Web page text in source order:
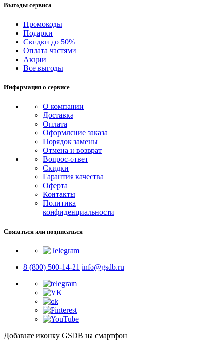
Выгоды сервиса
Промокоды
Подарки
Скидки до 50%
Оплата частями
Акции
Все выгоды
Информация о сервисе
О компании
Доставка
Оплата
Оформление заказа
Порядок замены
Отмена и возврат
Вопрос-ответ
Скидки
Гарантия качества
Оферта
Контакты
Политика
конфиденциальности
Связаться или подписаться
8 (800) 500-14-21 info@gsdb.ru
Добавьте иконку GSDB на смартфон